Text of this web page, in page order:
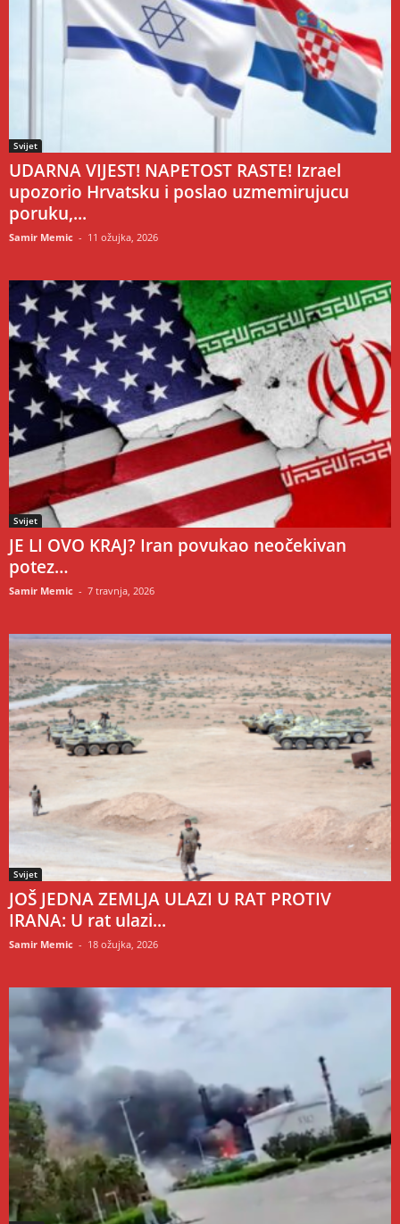
Svijet
UDARNA VIJEST! NAPETOST RASTE! Izrael
upozorio Hrvatsku i poslao uzmemirujucu
poruku,...
Samir Memic - 11 ožujka, 2026
Svijet
JE LI OVO KRAJ? Iran povukao neočekivan
potez…
Samir Memic - 7 travnja, 2026
Svijet
JOŠ JEDNA ZEMLJA ULAZI U RAT PROTIV
IRANA: U rat ulazi...
Samir Memic - 18 ožujka, 2026